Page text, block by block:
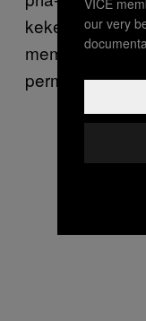
kekerasan
memilih turun
permintaan
our very